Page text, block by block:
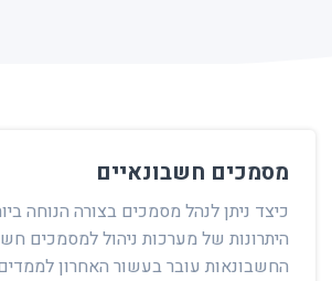
מסמכים חשבונאיים
כיצד ניתן לנהל מסמכים בצורה הנוחה
היתרונות של מערכות ניהול למסמכים
החשבונאות עובר בעשור האחרון